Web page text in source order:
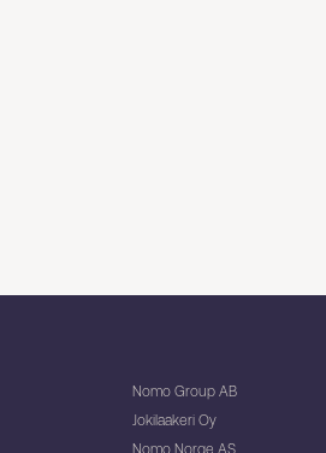
Nomo Group AB
Jokilaakeri Oy
Nomo Norge AS